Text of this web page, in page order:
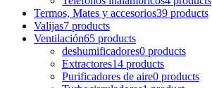
Termos, Mates y accesorios39 products
Valijas7 products
Ventilación65 products
deshumificadores0 products
Extractores14 products
Purificadores de aire0 products